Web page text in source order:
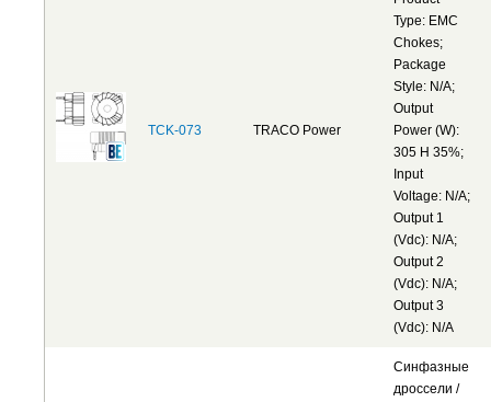
TCK-073 TRACO Power
Type: EMC
Chokes;
Package
Style: N/A;
Output
Power (W):
305 H 35%;
Input
Voltage: N/A;
Output 1
(Vdc): N/A;
Output 2
(Vdc): N/A;
Output 3
(Vdc): N/A
Синфазные
дроссели /